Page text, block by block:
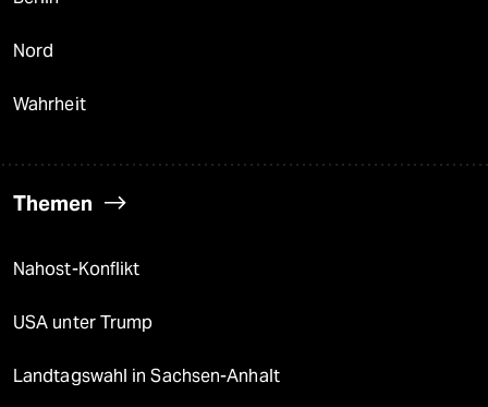
Nord
Wahrheit
Themen
Nahost-Konflikt
USA unter Trump
Landtagswahl in Sachsen-Anhalt